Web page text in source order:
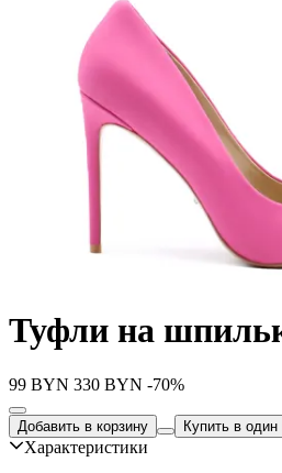
Туфли на
99 BYN 330 BYN -70%
Добавить в корзину Купить в один
Характеристики